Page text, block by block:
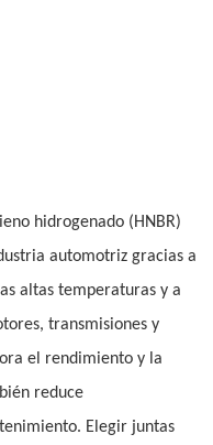
hidrogenado (HNBR)
automotriz gracias a
altas temperaturas y a
transmisiones y
el rendimiento y la
reduce
Elegir juntas